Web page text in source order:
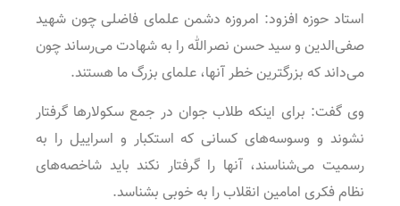
استاد حوزه افزود: امروزه دشمن علمای فاضلی چون شهید
صفی‌الدین و سید حسن نصرالله را به شهادت می‌رساند چون
می‌داند که بزرگترین خطر آنها، علمای بزرگ ما هستند.
وی گفت: برای اینکه طلاب جوان در جمع سکولارها گرفتار
نشوند و وسوسه‌های کسانی که استکبار و اسراییل را به
رسمیت می‌شناسند، آنها را گرفتار نکند باید شاخصه‌های
نظام فکری امامین انقلاب را به خوبی بشناسد.